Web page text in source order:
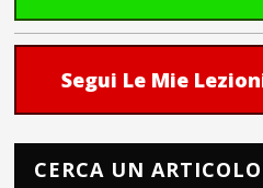
Segui Le Mie
CERCA UN ARTICOLO